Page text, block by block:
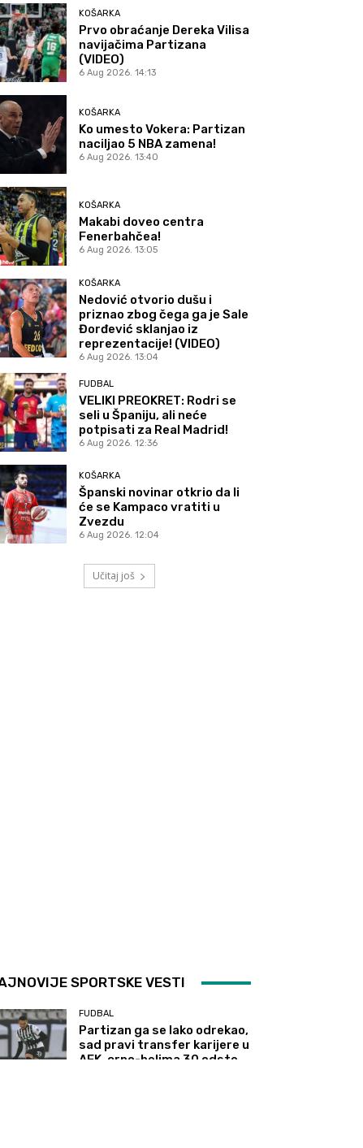
KOŠARKA
Prvo obraćanje Dereka Vilisa
navijačima Partizana
(VIDEO)
6 Aug 2026. 14:13
KOŠARKA
Ko umesto Vokera: Partizan
naciljao 5 NBA zamena!
6 Aug 2026. 13:40
KOŠARKA
Makabi doveo centra
Fenerbahčea!
6 Aug 2026. 13:05
KOŠARKA
Nedović otvorio dušu i
priznao zbog čega ga je Sale
Đorđević sklanjao iz
reprezentacije! (VIDEO)
6 Aug 2026. 13:04
FUDBAL
VELIKI PREOKRET: Rodri se
seli u Španiju, ali neće
potpisati za Real Madrid!
6 Aug 2026. 12:36
KOŠARKA
Španski novinar otkrio da li
će se Kampaco vratiti u
Zvezdu
6 Aug 2026. 12:04
Učitaj još